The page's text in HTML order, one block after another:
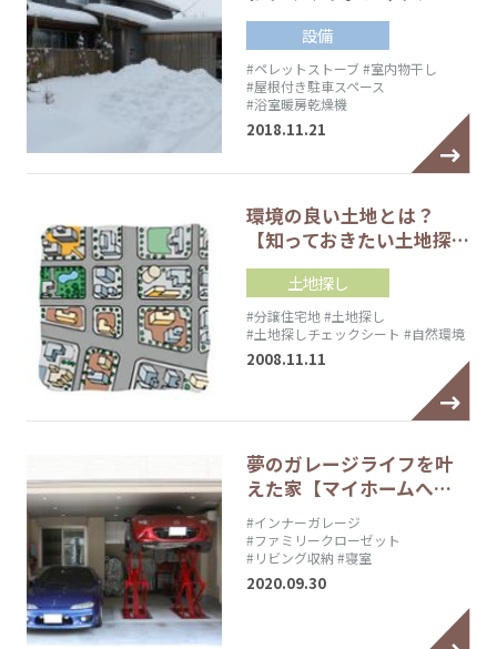
設備
#ペレットストーブ#室内物干し
#屋根付き駐車スペース
#浴室暖房乾燥機
2018.11.21
環境の良い土地とは？
【知っておきたい土地探…
土地探し
#分譲住宅地#土地探し
#土地探しチェックシート #自然環境
2008.11.11
夢のガレージライフを叶
えた家【マイホームへ…
#インナーガレージ
#ファミリークローゼット
#リビング収納 #寝室
2020.09.30